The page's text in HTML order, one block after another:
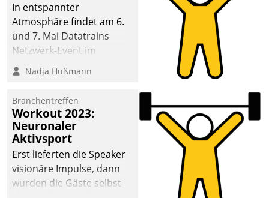
In entspannter
Atmosphäre findet am 6.
und 7. Mai Datatrains
Netzwerk-Event im
Kunden- und Partnerkreis
statt. Zentrale Frage: Wie
Mammutprojekte
meistern und Workloads
wuppen – bei zunehmend
anspruchsvollen
Aufgaben und
abnehmendem
Nadja Hußmann
Branchentreffen
Workout 2023:
Neuronaler
Aktivsport
Erst lieferten die Speaker
visionäre Impulse, dann
wurden die Gäste selbst